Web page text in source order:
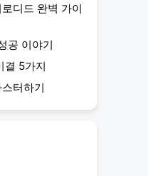
디드 완벽 가이
공 이야기
결 5가지
터하기